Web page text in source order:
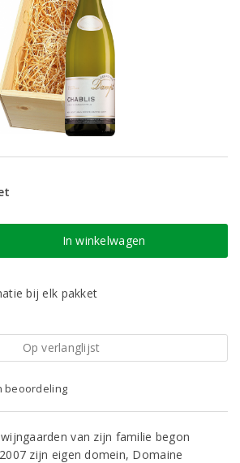
In winkelwagen
bij elk pakket
Op verlanglijst
beoordeling
van zijn familie begon
zijn eigen domein, Domaine